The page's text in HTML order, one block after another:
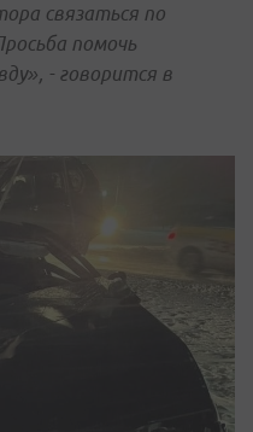
связаться по
помочь
- говорится в